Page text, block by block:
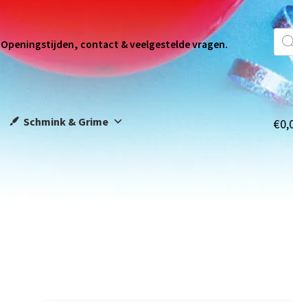
Openingstijden, contact & veelgestelde vragen.
Schmink & Grime €